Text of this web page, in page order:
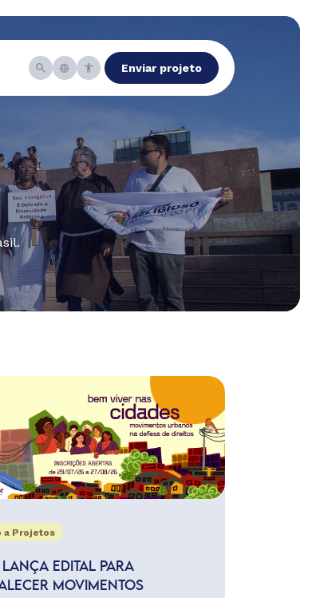
Enviar projeto
a Projetos
LANÇA EDITAL PARA
MOVIMENTOS